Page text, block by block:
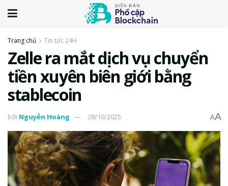
Trang chủ Tin tức 24H
Zelle ra mắt dịch vụ chuyển
tiền xuyên biên giới bằng
stablecoin
bởi Nguyễn Hoàng 28/10/2025 AA